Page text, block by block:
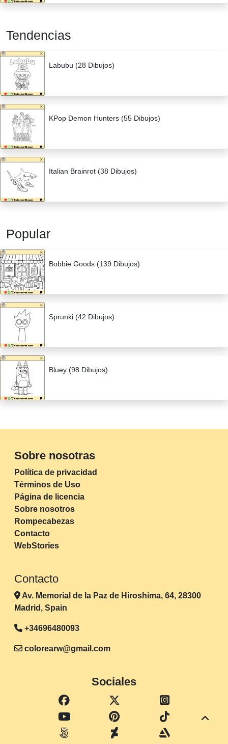
Tendencias
Labubu (28 Dibujos)
KPop Demon Hunters (55 Dibujos)
Italian Brainrot (38 Dibujos)
Popular
Bobbie Goods (139 Dibujos)
Sprunki (42 Dibujos)
Bluey (98 Dibujos)
Sobre nosotras
Política de privacidad
Términos de Uso
Página de licencia
Sobre nosotros
Rompecabezas
Contacto
WebStories
Contacto
Av. Memorial de la Paz de Hiroshima, 64, 28300
Madrid, Spain
+34696480093
colorearw@gmail.com
Sociales